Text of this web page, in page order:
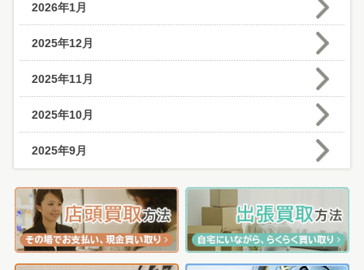
2026年1月
2025年12月
2025年11月
2025年10月
2025年9月